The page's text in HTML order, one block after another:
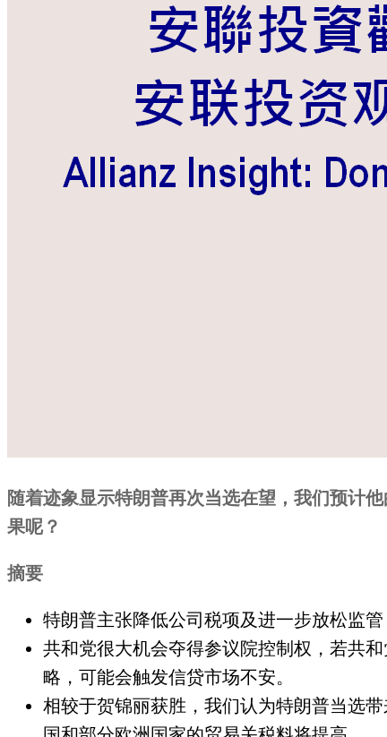
随着迹象显示特朗普再次当选在望，我们预计
果呢？
摘要
特朗普主张降低公司税项及进一步放松监
共和党很大机会夺得参议院控制权，若共
略，可能会触发信贷市场不安。
相较于贺锦丽获胜，我们认为特朗普当选